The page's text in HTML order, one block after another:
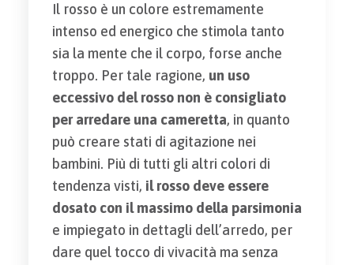
Il rosso è un colore estremamente
intenso ed energico che stimola tanto
sia la mente che il corpo, forse anche
troppo. Per tale ragione, un uso
eccessivo del rosso non è consigliato
per arredare una cameretta, in quanto
può creare stati di agitazione nei
bambini. Più di tutti gli altri colori di
tendenza visti, il rosso deve essere
dosato con il massimo della parsimonia
e impiegato in dettagli dell’arredo, per
dare quel tocco di vivacità ma senza